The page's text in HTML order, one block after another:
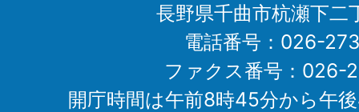
長野県千曲市杭瀬下二
電話番号：026-
ファクス番号：026-
開庁時間は午前8時45分から午